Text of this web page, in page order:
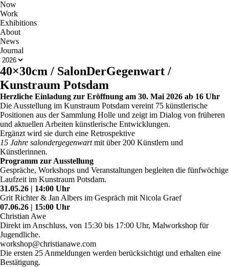
Now
Work
Exhibitions
About
News
Journal
40×30cm / SalonDerGegenwart /
Kunstraum Potsdam
Herzliche Einladung zur Eröffnung am 30. Mai 2026 ab 16 Uhr
Die Ausstellung im Kunstraum Potsdam vereint 75 künstlerische
Positionen aus der Sammlung Holle und zeigt im Dialog von früheren
und aktuellen Arbeiten künstlerische Entwicklungen.
Ergänzt wird sie durch eine Retrospektive
15 Jahre salondergegenwartmit über 200 Künstlern und
Künstlerinnen.
Programm zur Ausstellung
Gespräche, Workshops und Veranstaltungen begleiten die fünfwöchige
Laufzeit im Kunstraum Potsdam.
31.05.26 | 14:00 Uhr
Grit Richter & Jan Albers im Gespräch mit Nicola Graef
07.06.26 | 15:00 Uhr
Christian Awe
Direkt im Anschluss, von 15:30 bis 17:00 Uhr, Malworkshop für
Jugendliche.
workshop@christianawe.com
Die ersten 25 Anmeldungen werden berücksichtigt und erhalten eine
Bestätigung.